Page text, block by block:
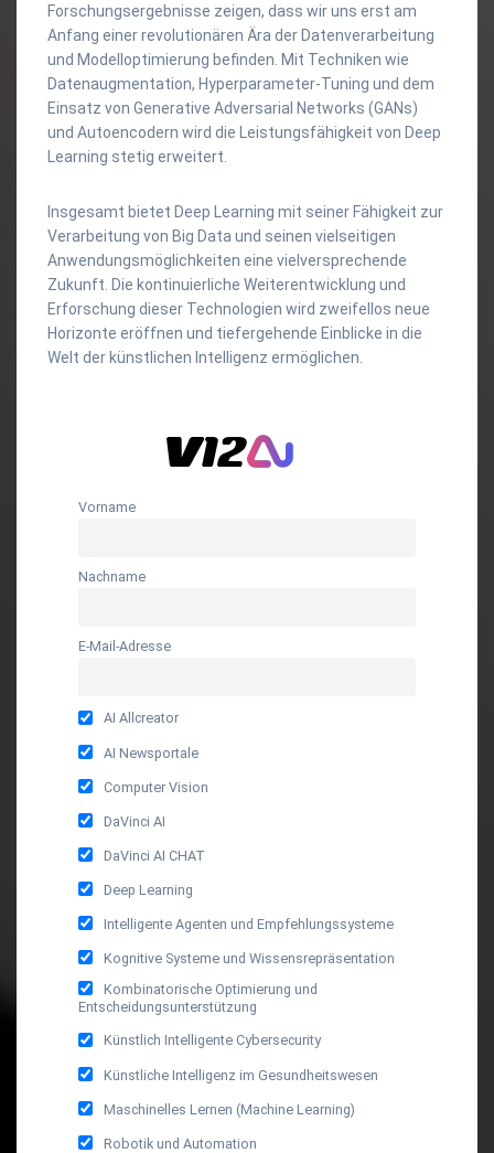
Forschungsergebnisse zeigen, dass wir uns erst am
Anfang einer revolutionären Ära der Datenverarbeitung
und Modelloptimierung befinden. Mit Techniken wie
Datenaugmentation, Hyperparameter-Tuning und dem
Einsatz von Generative Adversarial Networks (GANs)
und Autoencodern wird die Leistungsfähigkeit von Deep
Learning stetig erweitert.
Insgesamt bietet Deep Learning mit seiner Fähigkeit zur
Verarbeitung von Big Data und seinen vielseitigen
Anwendungsmöglichkeiten eine vielversprechende
Zukunft. Die kontinuierliche Weiterentwicklung und
Erforschung dieser Technologien wird zweifellos neue
Horizonte eröffnen und tiefergehende Einblicke in die
Welt der künstlichen Intelligenz ermöglichen.
Vorname
Nachname
E-Mail-Adresse
AI Allcreator
AI Newsportale
Computer Vision
DaVinci AI
DaVinci AI CHAT
Deep Learning
Intelligente Agenten und Empfehlungssysteme
Kognitive Systeme und Wissensrepräsentation
Kombinatorische Optimierung und
Entscheidungsunterstützung
Künstlich Intelligente Cybersecurity
Künstliche Intelligenz im Gesundheitswesen
Maschinelles Lernen (Machine Learning)
Robotik und Automation